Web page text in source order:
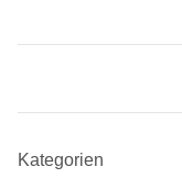
Kategorien